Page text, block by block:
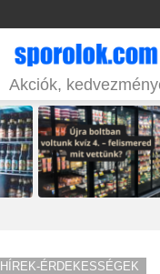
Akciók,
HÍREK-ÉRDEKESSÉGEK